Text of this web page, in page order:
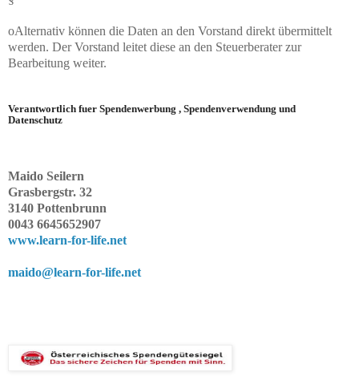
oAlternativ können die Daten an den Vorstand direkt übermittelt
werden. Der Vorstand leitet diese an den Steuerberater zur
Bearbeitung weiter.
Verantwortlich fuer Spendenwerbung , Spendenverwendung und
Datenschutz
Maido Seilern
Grasbergstr. 32
3140 Pottenbrunn
0043 6645652907
www.learn-for-life.net
maido@learn-for-life.net